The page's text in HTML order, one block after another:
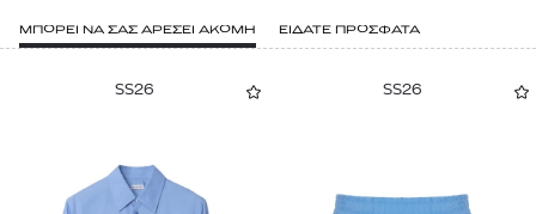
ΜΠΟΡΕΙ ΝΑ ΣΑΣ ΑΡΕΣΕΙ ΑΚΟΜΗ ΕΙΔΑΤΕ ΠΡΟΣΦΑΤΑ
SS26 SS26